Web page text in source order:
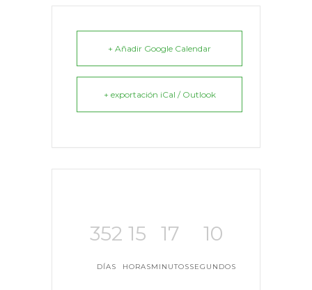
+ Añadir Google Calendar
+ exportación iCal / Outlook
352
DÍAS
15
HORAS
17
MINUTOS
10
SEGUNDOS